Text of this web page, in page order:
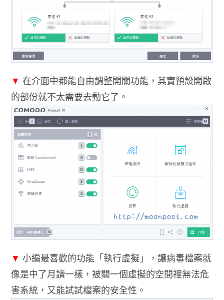
▼ 在介面中都能自由調整開關功能，其實預設開啟
的部份就不太需要去動它了。
▼ 小編最喜歡的功能「執行虛擬」，讓病毒檔案就
像是中了月讀一樣，被關一個虛擬的空間裡無法危
害系統，又能試試檔案的安全性。